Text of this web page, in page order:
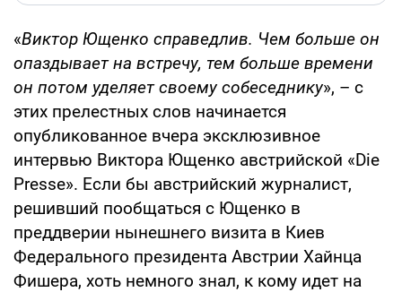
«Виктор Ющенко справедлив. Чем больше он
опаздывает на встречу, тем больше времени
он потом уделяет своему собеседнику», – с
этих прелестных слов начинается
опубликованное вчера эксклюзивное
интервью Виктора Ющенко австрийской «Die
Presse». Если бы австрийский журналист,
решивший пообщаться с Ющенко в
преддверии нынешнего визита в Киев
Федерального президента Австрии Хайнца
Фишера, хоть немного знал, к кому идет на